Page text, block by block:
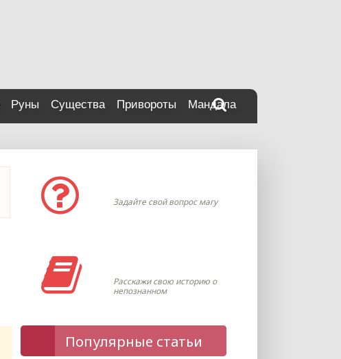
Руны Существа Привороты Мандала
Задайте свой вопрос магу
Расскажи свою историю о
непознанном
Популярные статьи